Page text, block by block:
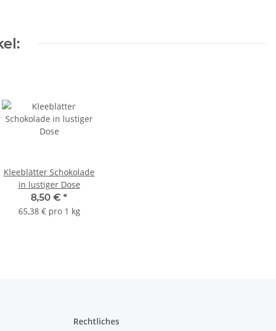
Kleeblätter Schokolade
in lustiger Dose
8,50 € *
65,38 € pro 1 kg
Rechtliches